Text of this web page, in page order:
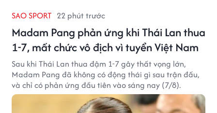
SAO SPORT 22 phút trước
Madam Pang phản ứng khi Thái Lan thua
1-7, mất chức vô địch vì tuyển Việt Nam
Sau khi Thái Lan thua đậm 1-7 gây thất vọng lớn,
Madam Pang đã không có động thái gì sau trận đấu,
và chỉ có phản ứng đầu tiên vào sáng nay (7/8).